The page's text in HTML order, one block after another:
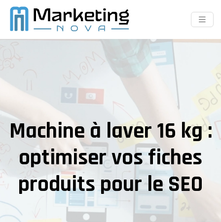
Machine à laver 16 kg :
optimiser vos fiches
produits pour le SEO